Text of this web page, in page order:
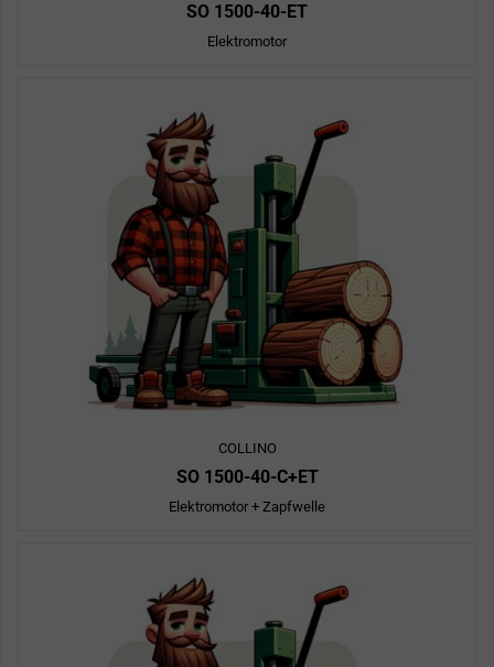
SO 1500-40-ET
Elektromotor
COLLINO
SO 1500-40-C+ET
Elektromotor + Zapfwelle